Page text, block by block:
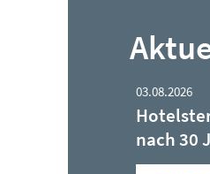
03.08.2026
nach 30